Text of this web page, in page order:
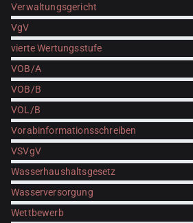
Verwaltungsgericht
VgV
vierte Wertungsstufe
VOB/A
VOB/B
VOL/B
Vorabinformationsschreiben
VSVgV
Wasserhaushaltsgesetz
Wasserversorgung
Wettbewerb